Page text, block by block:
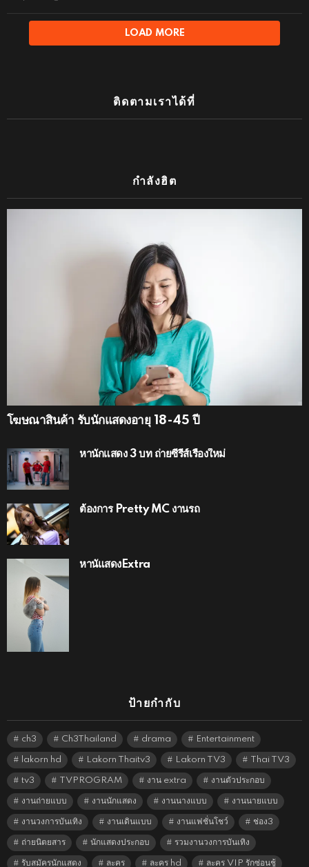
LOAD MORE
ติดตามเราได้ที่
กำลังฮิต
โฆษณาสินค้า รับนักแสดงอายุ 18-45 ปี
หานักแสดง 3 บท ถ่ายซีรีส์เรื่องใหม่
ต้องการ Pretty MC งานรถ
หานัแสดงExtra
ป้ายกำกับ
ch3 Ch3Thailand drama Entertainment
lakorn hd Lakorn Thaitv3 Lakorn TV3 Thai TV3
tv3 TVPROGRAM งาน extra งานตัวประกอบ
งานถ่ายแบบ งานนักแสดง งานนางแบบ งานนายแบบ
งานวงการบันเทิง งานเดินแบบ งานแฟชั่นโชว์ ช่อง3
ถ่ายนิตยสาร นักแสดงประกอบ รวมงานวงการบันเทิง
รับสมัครนักแสดง ละคร ละคร hd ละคร VIP รักซ่อนชู้